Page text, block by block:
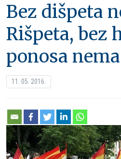
Bez dišpeta
Rišpeta, bez
ponosa
11. 05. 2016.